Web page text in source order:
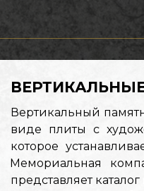
Вертикальный
виде плиты с
которое
Мемориальная
представляет